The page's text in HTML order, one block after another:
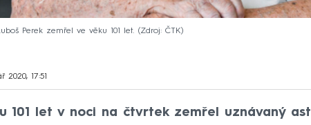
Perek zemřel ve věku 101 let. Zdroj: ČTK
2020, 17:51
101 let v noci na čtvrtek zemřel uznávaný